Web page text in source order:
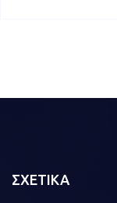
ΣΧΕΤΙΚΑ